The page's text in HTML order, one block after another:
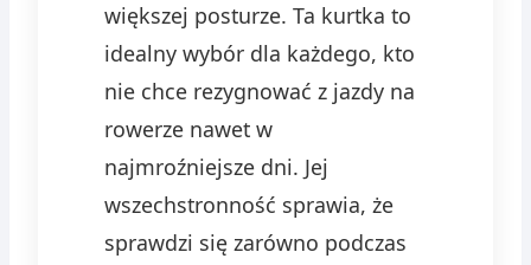
większej posturze. Ta kurtka to
idealny wybór dla każdego, kto
nie chce rezygnować z jazdy na
rowerze nawet w
najmroźniejsze dni. Jej
wszechstronność sprawia, że
sprawdzi się zarówno podczas